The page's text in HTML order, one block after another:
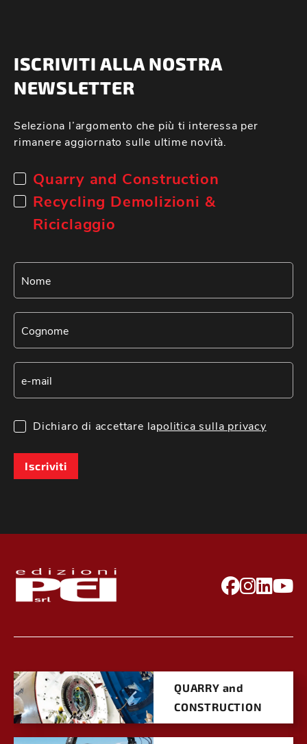
ISCRIVITI ALLA NOSTRA
NEWSLETTER
Seleziona l’argomento che più ti interessa per
rimanere aggiornato sulle ultime novità.
Quarry and Construction
Recycling Demolizioni &
Riciclaggio
Dichiaro di accettare lapolitica sulla privacy
Iscriviti
QUARRY and
CONSTRUCTION